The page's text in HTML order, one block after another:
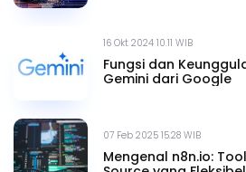
16 Okt 2024 10.11 WIB
Fungsi dan
Gemini dari Google
07 Feb 2025 15.28 WIB
Mengenal n8n.io: